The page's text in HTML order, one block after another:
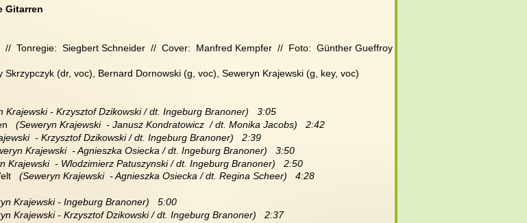
Gitarren
//  Tonregie:  Siegbert Schneider  //  Cover:  Manfred Kempfer
  //  Foto:  Günther Gueffroy
Skrzypczyk (dr, voc), Bernard Dornowski (g, voc), Seweryn Krajewski (g, key, voc)
Krajewski - Krzysztof Dzikowski / dt. Ingeburg Branoner)   3:05
  (Seweryn Krajewski  - Janusz Kondratowicz  / dt. Monika Jacobs)   2:42
- Krzysztof Dzikowski / dt. Ingeburg Branoner)   2:39
Krajewski  - Agnieszka Osiecka / dt. Ingeburg Branoner)   3:50
Krajewski  - Wlodzimierz Patuszynski / dt. Ingeburg Branoner)   2:50
(Seweryn Krajewski  - Agnieszka Osiecka / dt. Regina Scheer)   4:28
Krajewski - Ingeburg Branoner)   5:00
Krajewski - Krzysztof Dzikowski / dt. Ingeburg Branoner)   2:37